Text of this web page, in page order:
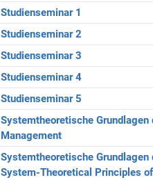
Studienseminar 1
Studienseminar 2
Studienseminar 3
Studienseminar 4
Studienseminar 5
Systemtheoretische
Management
Systemtheoretische
System-Theoretical Principles